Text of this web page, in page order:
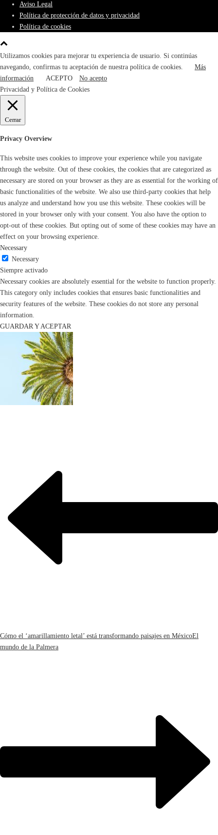
Aviso Legal
Política de protección de datos y privacidad
Política de cookies
Utilizamos cookies para mejorar tu experiencia de usuario. Si continúas
navegando, confirmas tu aceptación de nuestra política de cookies.
Más
información
ACEPTO
No acepto
Privacidad y Política de Cookies
Cerrar
Privacy Overview
This website uses cookies to improve your experience while you navigate
through the website. Out of these cookies, the cookies that are categorized as
necessary are stored on your browser as they are as essential for the working of
basic functionalities of the website. We also use third-party cookies that help
us analyze and understand how you use this website. These cookies will be
stored in your browser only with your consent. You also have the option to
opt-out of these cookies. But opting out of some of these cookies may have an
effect on your browsing experience.
Necessary
Necessary
Siempre activado
Necessary cookies are absolutely essential for the website to function properly.
This category only includes cookies that ensures basic functionalities and
security features of the website. These cookies do not store any personal
information.
GUARDAR Y ACEPTAR
Cómo el ‘amarillamiento letal’ está transformando paisajes en MéxicoEl
mundo de la Palmera